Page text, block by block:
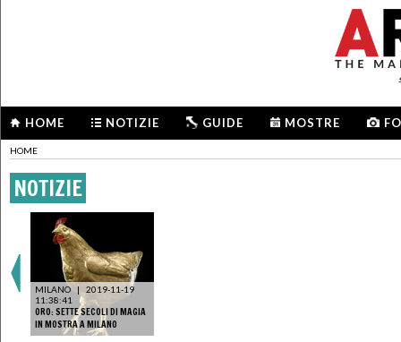
HOME NOTIZIE GUIDE MOSTRE
HOME
NOTIZIE
MILANO |
2019-11-19
11:38:41
ORO: SETTE SECOLI DI MAGIA
IN MOSTRA A MILANO